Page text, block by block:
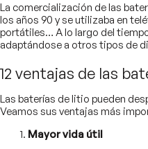
La comercialización de las
los años 90 y se utilizaba en
portátiles… A lo largo del
adaptándose a otros tipos de
12 ventajas de las
Las baterías de litio pueden
Veamos sus ventajas más
Mayor vida útil